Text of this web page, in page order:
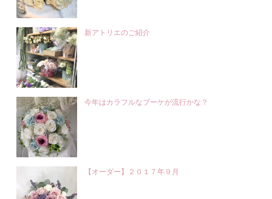
新アトリエのご紹介
今年はカラフルなブーケが流行かな？
【オーダー】２０１７年９月